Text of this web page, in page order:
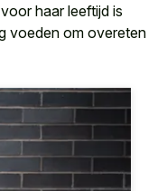
haar leeftijd is
voeden om overeten